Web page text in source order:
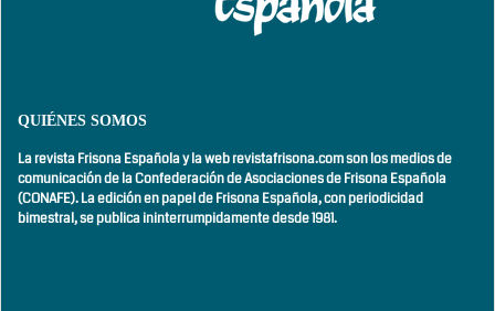
QUIÉNES SOMOS
La revista Frisona Española y la web revistafrisona.com son los medios de
comunicación de la Confederación de Asociaciones de Frisona Española
(CONAFE). La edición en papel de Frisona Española, conperiodicidad
bimestral,se publica ininterrumpidamente desde 1981.